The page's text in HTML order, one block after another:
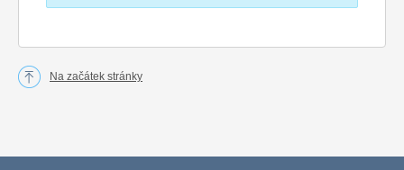
Na začátek stránky